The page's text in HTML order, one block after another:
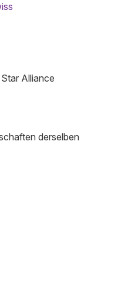
Alliance
derselben